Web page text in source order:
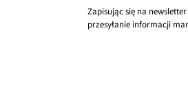
Zapisując się na
przesyłanie informacji